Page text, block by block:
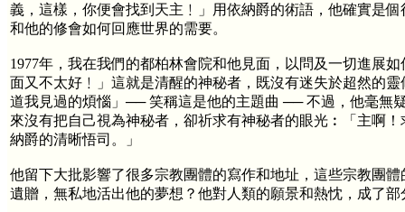
義，這樣，你便會找到天主﹗」用依納爵的術語，他確實是
和他的修會如何回應世界的需要。
1977年，我在我們的都柏林會院和他見面，以問及一切進
面又不太好﹗」這就是清醒的神秘者，既沒有迷失於超然的
道我見過的煩惱」── 笑稱這是他的主題曲 ── 不過，他毫無
來沒有把自己視為神秘者，卻祈求有神秘者的眼光︰「主啊
納爵的清晰悟司。」
他留下大批影響了很多宗教團體的寫作和地址，這些宗教團
遺贈，無私地活出他的夢想？他對人類的願景和熱忱，成了